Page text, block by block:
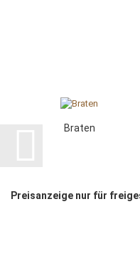
Braten
Preisanzeige nur für